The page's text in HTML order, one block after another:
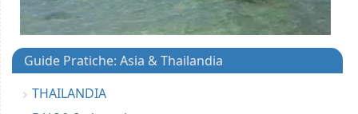
Guide Pratiche: Asia & Thailandia
THAILANDIA